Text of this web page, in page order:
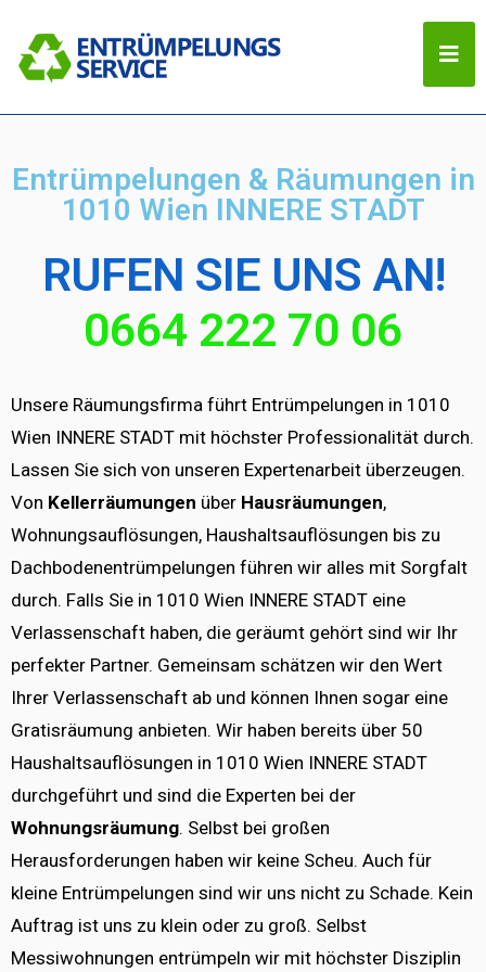
Entrümpelungen & Räumungen in
1010 Wien INNERE STADT
RUFEN SIE UNS AN!
0664 222 70 06
Unsere Räumungsfirma führt Entrümpelungen in 1010
Wien INNERE STADT mit höchster Professionalität durch.
Lassen Sie sich von unseren Expertenarbeit überzeugen.
Von Kellerräumungen über Hausräumungen,
Wohnungsauflösungen, Haushaltsauflösungen bis zu
Dachbodenentrümpelungen führen wir alles mit Sorgfalt
durch. Falls Sie in 1010 Wien INNERE STADT eine
Verlassenschaft haben, die geräumt gehört sind wir Ihr
perfekter Partner. Gemeinsam schätzen wir den Wert
Ihrer Verlassenschaft ab und können Ihnen sogar eine
Gratisräumung anbieten. Wir haben bereits über 50
Haushaltsauflösungen in 1010 Wien INNERE STADT
durchgeführt und sind die Experten bei der
Wohnungsräumung. Selbst bei großen
Herausforderungen haben wir keine Scheu. Auch für
kleine Entrümpelungen sind wir uns nicht zu Schade. Kein
Auftrag ist uns zu klein oder zu groß. Selbst
Messiwohnungen entrümpeln wir mit höchster Disziplin